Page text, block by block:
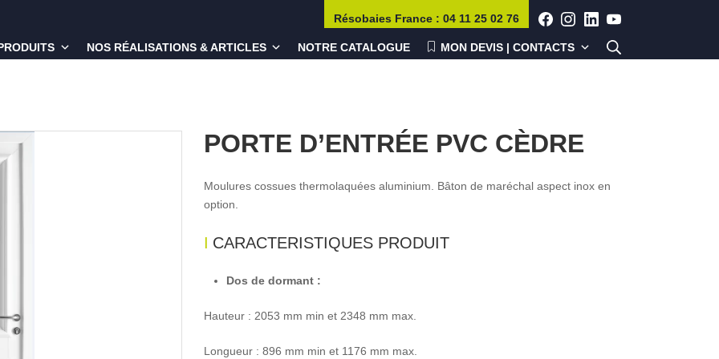
Résobaies France : 04 11 25 02 76 FACEBOOK
INSTAGRAM
LINKEDIN
YOUTUBE
NOS RÉALISATIONS & ARTICLES NOTRE CATALOGUE MON DEVIS | CONTACTS
PORTE D’ENTRÉE PVC CÈDRE
Moulures cossues thermolaquées aluminium. Bâton de maréchal aspect inox en
option.
CARACTERISTIQUES PRODUIT
Dos de dormant :
Hauteur : 2053 mm min et 2348 mm max.
Longueur : 896 mm min et 1176 mm max.